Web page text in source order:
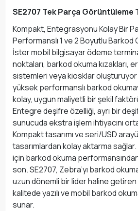
SE2707 Tek Parça Görüntüleme
Kompakt, Entegrasyonu Kolay Bir
Performanslı 1 ve 2 Boyutlu Barkod
İster mobil bilgisayar ödeme
noktaları, barkod okuma kızakları,
sistemleri veya kiosklar oluşturuyor
yüksek performanslı barkod
kolay, uygun maliyetli bir şekil
Entegre deşifre özelliği, ayrı bir
sunucuda ekstra işlem ihtiyacını
Kompakt tasarımı ve seri/USD
tasarımlardan kolay aktarma
için barkod okuma
son. SE2707, Zebra’yı barkod
uzun dönemli bir lider haline getiren
kalitede yazılı ve mobil barkod
sunar.